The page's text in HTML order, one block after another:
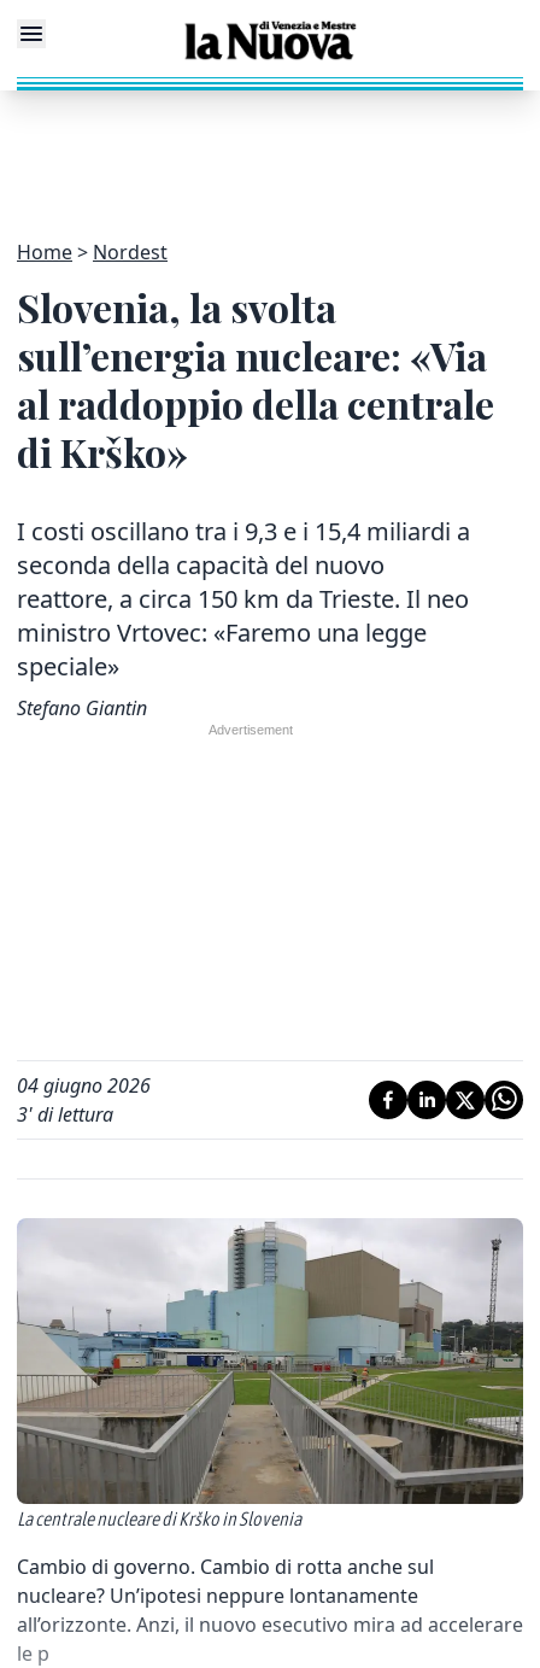
Home Nordest
Slovenia, la svolta
sull’energia nucleare: «Via
al raddoppio della centrale
di Krško»
I costi oscillano tra i 9,3 e i 15,4 miliardi a
seconda della capacità del nuovo
reattore, a circa 150 km da Trieste. Il neo
ministro Vrtovec: «Faremo una legge
speciale»
Stefano Giantin
04 giugno 2026
3' di lettura
La centrale nucleare di Krško in Slovenia
Cambio di governo. Cambio di rotta anche sul
nucleare? Un’ipotesi neppure lontanamente
all’orizzonte. Anzi, il nuovo esecutivo mira ad accelerare
le p